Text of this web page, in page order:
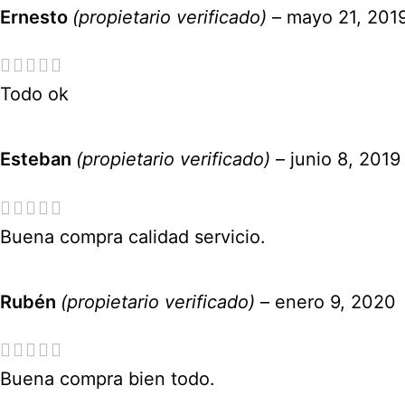
Ernesto (propietario verificado) – mayo 21,
Todo ok
Esteban (propietario verificado) – junio 8, 2019
Buena compra calidad servicio.
Rubén (propietario verificado) – enero 9, 2020
Buena compra bien todo.